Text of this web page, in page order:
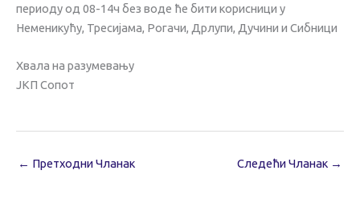
периоду од 08-14ч без воде ће бити корисници у
Неменикућу, Тресијама, Рогачи, Дрлупи, Дучини и Сибници
Хвала на разумевању
ЈКП Сопот
← Претходни Чланак Следећи Чланак →